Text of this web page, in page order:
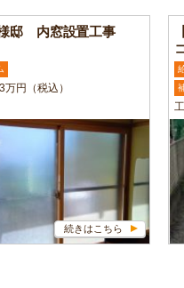
邸 内窓設置工事
円（税込）
続きはこちら